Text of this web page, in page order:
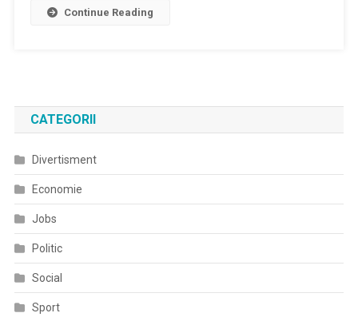
Continue Reading
CATEGORII
Divertisment
Economie
Jobs
Politic
Social
Sport